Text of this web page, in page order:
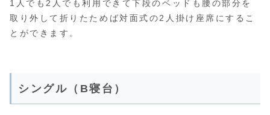
1人でも2人でも利用できて下段のベッドも腰の部分を
取り外して折りたためば対面式の2人掛け座席にするこ
とができます。
シングル（B寝台）